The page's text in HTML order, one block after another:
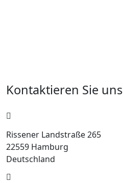
Kontaktieren Sie uns
Rissener Landstraße 265
22559 Hamburg
Deutschland